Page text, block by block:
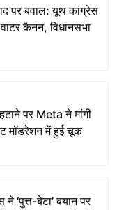
पर बवाल: यूथ कांग्रेस
कैनन, विधानसभा
पर Meta ने मांगी
मॉडरेशन में हुई चूक
‘पुत्त-बेटा’ बयान पर